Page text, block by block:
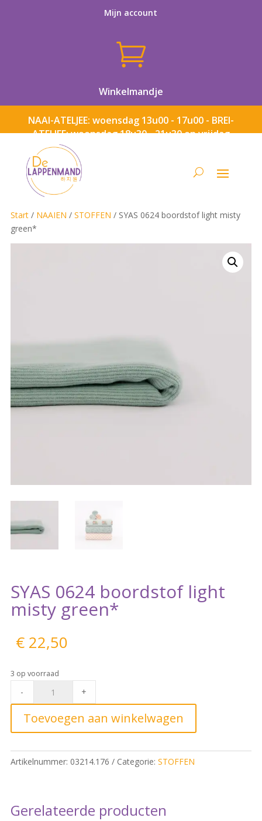
Mijn account

Winkelmandje
NAAI-ATELJEE: woensdag 13u00 - 17u00 - BREI-
ATELJEE: woensdag 18u30 - 21u30 en vrijdag
Start/ NAAIEN / STOFFEN / SYAS 0624 boordstof light misty
green*
SYAS 0624 boordstof light
misty green*
€22,50
3 op voorraad
boordstof
green*
quantity
- +
Toevoegen aan winkelwagen
Artikelnummer: 03214.176 Categorie: STOFFEN
Gerelateerde producten